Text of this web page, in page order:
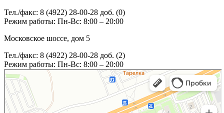
Тел./факс: 8 (4922) 28-00-28 доб. (0)
Режим работы: Пн-Вс: 8:00 – 20:00
Московское шоссе, дом 5
Тел./факс: 8 (4922) 28-00-28 доб. (2)
Режим работы: Пн-Вс: 8:00 – 20:00